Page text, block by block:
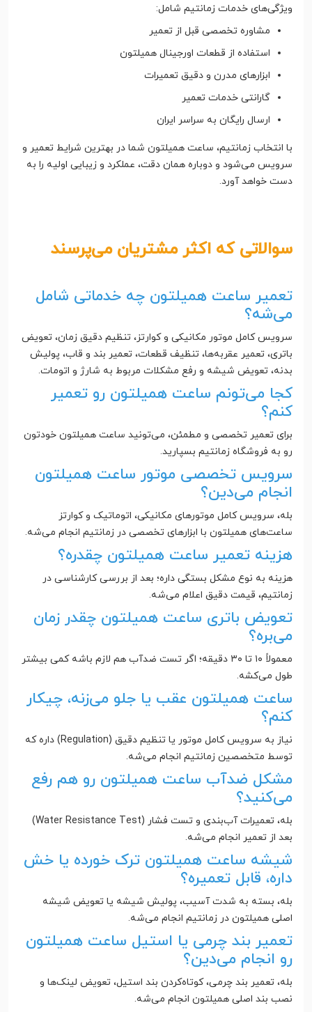
ویژگی‌های خدمات زمانتیم شامل:
مشاوره تخصصی قبل از تعمیر
استفاده از قطعات اورجینال همیلتون
ابزارهای مدرن و دقیق تعمیرات
گارانتی خدمات تعمیر
ارسال رایگان به سراسر ایران
با انتخاب زمانتیم، ساعت همیلتون شما در بهترین شرایط تعمیر و
سرویس می‌شود و دوباره همان دقت، عملکرد و زیبایی اولیه را به
دست خواهد آورد.
سوالاتی که اکثر مشتریان می‌پرسند
تعمیر ساعت همیلتون چه خدماتی شامل
می‌شه؟
سرویس کامل موتور مکانیکی و کوارتز، تنظیم دقیق زمان، تعویض
باتری، تعمیر عقربه‌ها، تنظیف قطعات، تعمیر بند و قاب، پولیش
بدنه، تعویض شیشه و رفع مشکلات مربوط به شارژ و اتومات.
کجا می‌تونم ساعت همیلتون رو تعمیر
کنم؟
برای تعمیر تخصصی و مطمئن، می‌تونید ساعت همیلتون خودتون
رو به فروشگاه زمانتیم بسپارید.
سرویس تخصصی موتور ساعت همیلتون
انجام می‌دین؟
بله، سرویس کامل موتورهای مکانیکی، اتوماتیک و کوارتز
ساعت‌های همیلتون با ابزارهای تخصصی در زمانتیم انجام می‌شه.
هزینه تعمیر ساعت همیلتون چقدره؟
هزینه به نوع مشکل بستگی داره؛ بعد از بررسی کارشناسی در
زمانتیم، قیمت دقیق اعلام می‌شه.
تعویض باتری ساعت همیلتون چقدر زمان
می‌بره؟
معمولاً ۱۰ تا ۳۰ دقیقه؛ اگر تست ضدآب هم لازم باشه کمی بیشتر
طول می‌کشه.
ساعت همیلتون عقب یا جلو می‌زنه، چیکار
کنم؟
نیاز به سرویس کامل موتور یا تنظیم دقیق (Regulation) داره که
توسط متخصصین زمانتیم انجام می‌شه.
مشکل ضدآب ساعت همیلتون رو هم رفع
می‌کنید؟
بله، تعمیرات آب‌بندی و تست فشار (Water Resistance Test)
بعد از تعمیر انجام می‌شه.
شیشه ساعت همیلتون ترک خورده یا خش
داره، قابل تعمیره؟
بله، بسته به شدت آسیب، پولیش شیشه یا تعویض شیشه
اصلی همیلتون در زمانتیم انجام می‌شه.
تعمیر بند چرمی یا استیل ساعت همیلتون
رو انجام می‌دین؟
بله، تعمیر بند چرمی، کوتاه‌کردن بند استیل، تعویض لینک‌ها و
نصب بند اصلی همیلتون انجام می‌شه.